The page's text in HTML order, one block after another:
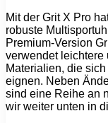
Mit der Grit X Pro
robuste
Premium-Version
verwendet leichtere
Materialien, die
eignen. Neben
sind eine Reihe an
wir weiter unten in